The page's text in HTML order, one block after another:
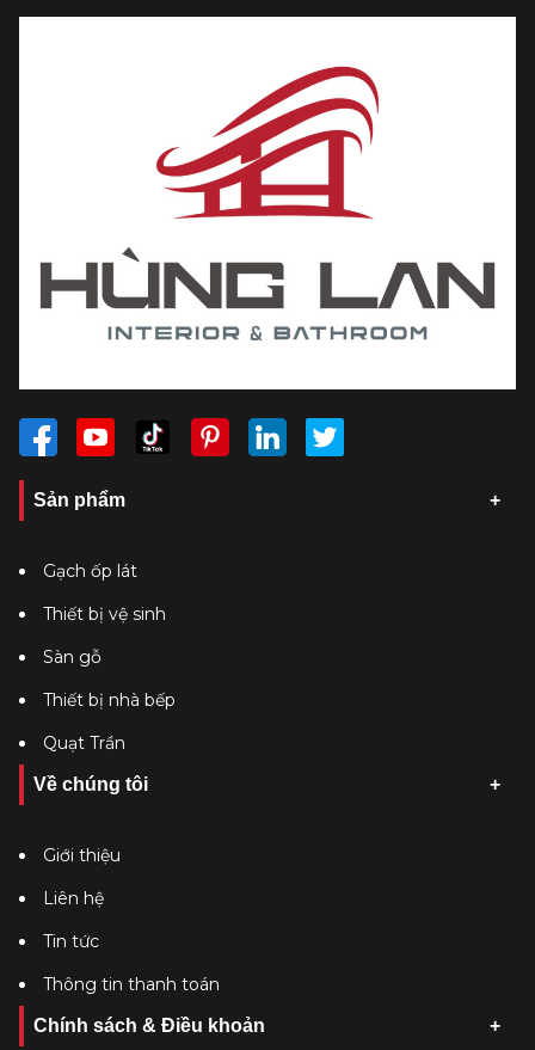
Sản phẩm
Gạch ốp lát
Thiết bị vệ sinh
Sàn gỗ
Thiết bị nhà bếp
Quạt Trần
Về chúng tôi
Giới thiệu
Liên hệ
Tin tức
Thông tin thanh toán
Chính sách & Điều khoản